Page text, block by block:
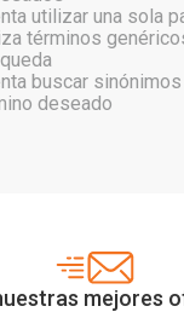
utilizar una sola
términos
buscar
deseado
mejores